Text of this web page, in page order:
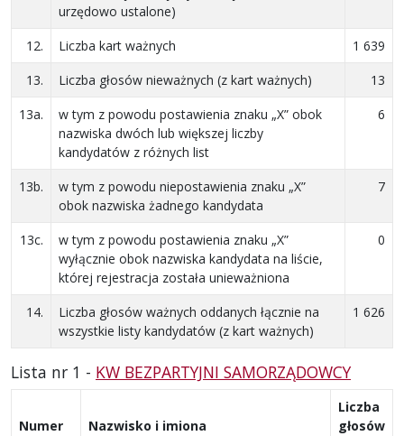
urzędowo ustalone)
12. Liczba kart ważnych
1 639
13.
Liczba głosów nieważnych (z kart ważnych)
13
13a.
w tym z powodu postawienia znaku „X” obok
nazwiska dwóch lub większej liczby
kandydatów z różnych list
6
13b.
w tym z powodu niepostawienia znaku „X”
obok nazwiska żadnego kandydata
7
13c.
w tym z powodu postawienia znaku „X”
wyłącznie obok nazwiska kandydata na liście,
której rejestracja została unieważniona
0
14.
Liczba głosów ważnych oddanych łącznie na
wszystkie listy kandydatów (z kart ważnych)
1 626
Lista nr 1 - KW BEZPARTYJNI SAMORZĄDOWCY
Numer Nazwisko i imiona
Liczba
głosów